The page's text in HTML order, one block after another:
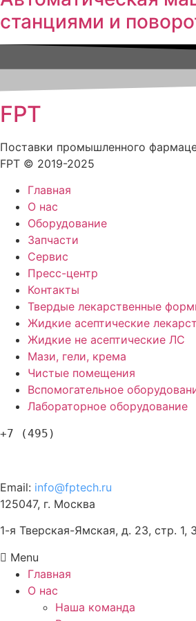
станциями и
FPT
Поставки промышленного
FPT © 2019-2025
Главная
О нас
Оборудование
Запчасти
Сервис
Пресс-центр
Контакты
Твердые лекарственные
Жидкие асептические
Жидкие не асептические ЛС
Мази, гели, крема
Чистые помещения
Вспомогательное
Лабораторное оборудование
+7 (495)
Email: info@fptech.ru
125047, г. Москва
1-я Тверская-Ямская, д. 23, стр.
Menu
Главная
О нас
Наша команда